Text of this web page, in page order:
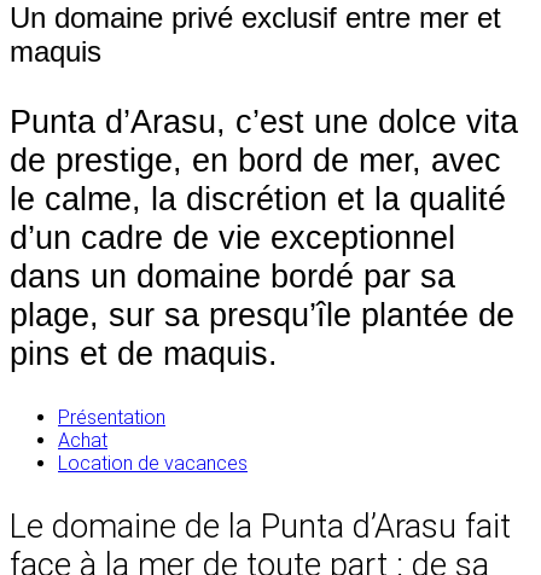
Un domaine privé exclusif entre mer et
maquis
Punta d’Arasu, c’est une dolce vita
de prestige, en bord de mer, avec
le calme, la discrétion et la qualité
d’un cadre de vie exceptionnel
dans un domaine bordé par sa
plage, sur sa presqu’île plantée de
pins et de maquis.
Présentation
Achat
Location de vacances
Le domaine de la Punta d’Arasu fait
face à la mer de toute part : de sa